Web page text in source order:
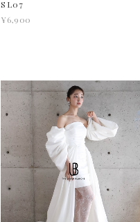
SL07
¥6,900